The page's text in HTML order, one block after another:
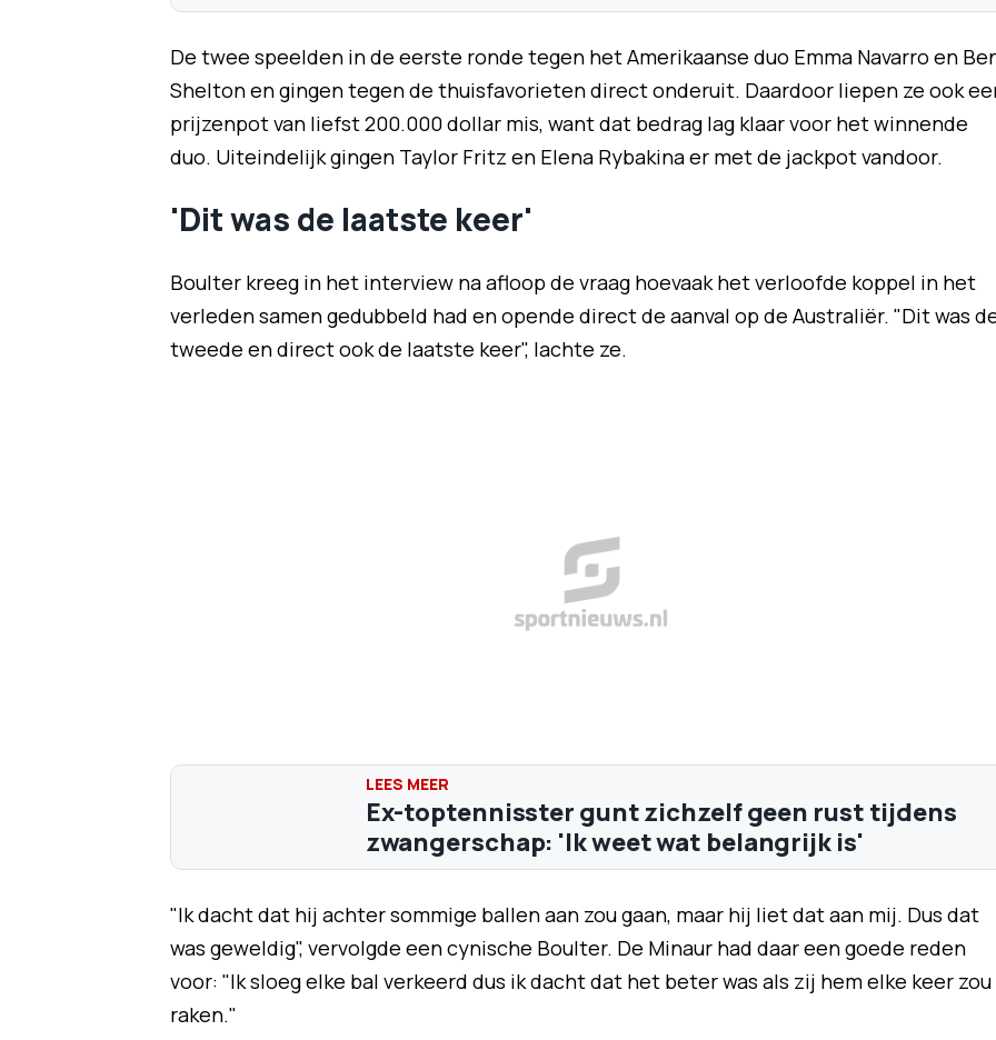
De twee speelden in de eerste ronde tegen het Amerikaanse duo Emma Navarro en
Shelton en gingen tegen de thuisfavorieten direct onderuit. Daardoor liepen ze ook
prijzenpot van liefst 200.000 dollar mis, want dat bedrag lag klaar voor het winnende
duo. Uiteindelijk gingen Taylor Fritz en Elena Rybakina er met de jackpot vandoor.
'Dit was de laatste keer'
Boulter kreeg in het interview na afloop de vraag hoevaak het verloofde koppel in het
verleden samen gedubbeld had en opende direct de aanval op de Australiër. "Dit was
tweede en direct ook de laatste keer", lachte ze.
Ex-toptennisster gunt zichzelf geen rust tijdens
zwangerschap: 'Ik weet wat belangrijk is'
"Ik dacht dat hij achter sommige ballen aan zou gaan, maar hij liet dat aan mij. Dus dat
was geweldig", vervolgde een cynische Boulter. De Minaur had daar een goede reden
voor: "Ik sloeg elke bal verkeerd dus ik dacht dat het beter was als zij hem elke keer zou
raken."